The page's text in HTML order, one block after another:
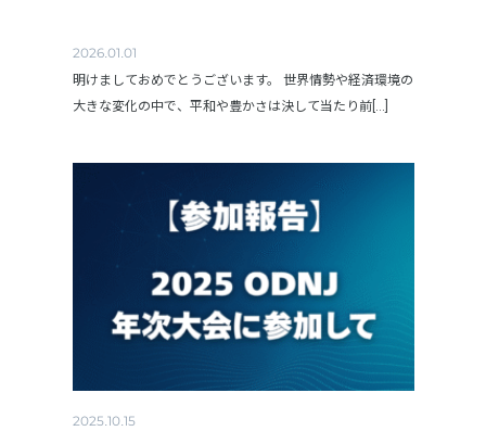
2026.01.01
明けましておめでとうございます。 世界情勢や経済環境の
大きな変化の中で、平和や豊かさは決して当たり前[...]
2025.10.15